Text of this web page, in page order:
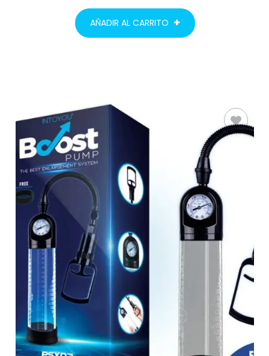
AÑADIR AL CARRITO
AÑADIR AL
CARRITO